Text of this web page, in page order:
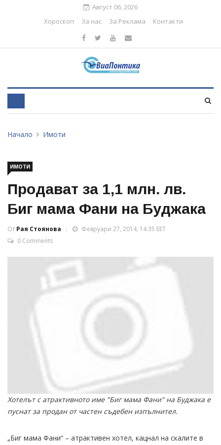
Август 06, 2026
Хороскоп
За нас За Реклама Контакти
Начало Имоти
ИМОТИ
Продават за 1,1 млн. лв.
Биг мама Фани на Буджака
От Рая Стоянова
Февруари 27, 2014, 14:35 EET
0 Comments
Хотелът с атрактивното име "Биг мама Фани" на Буджака е
пуснат за продан от частен съдебен изпълнител.
„Биг мама Фани“ – атрактивен хотел, кацнал на скалите в